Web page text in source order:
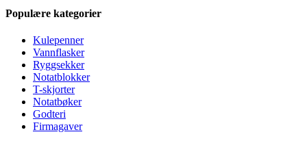
Populære kategorier
Kulepenner
Vannflasker
Ryggsekker
Notatblokker
T-skjorter
Notatbøker
Godteri
Firmagaver